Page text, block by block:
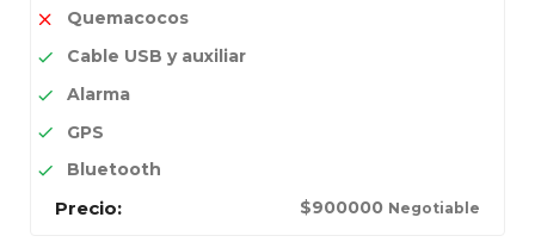
Quemacocos
Cable USB y auxiliar
Alarma
GPS
Bluetooth
Precio: $900000 Negotiable